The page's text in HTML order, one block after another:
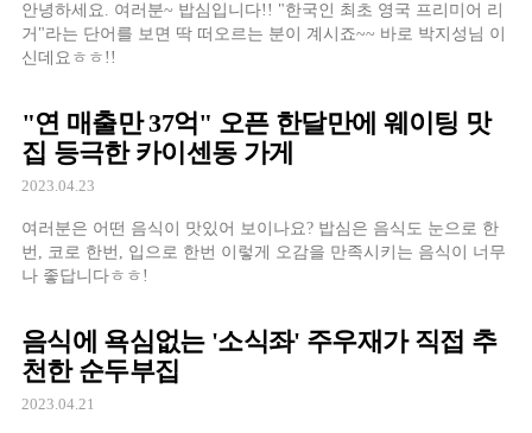
안녕하세요. 여러분~ 밥심입니다!! "한국인 최초 영국 프리미어 리
거"라는 단어를 보면 딱 떠오르는 분이 계시죠~~ 바로 박지성님 이
신데요ㅎㅎ!!
"연 매출만 37억" 오픈 한달만에 웨이팅 맛
집 등극한 카이센동 가게
2023.04.23
여러분은 어떤 음식이 맛있어 보이나요? 밥심은 음식도 눈으로 한
번, 코로 한번, 입으로 한번 이렇게 오감을 만족시키는 음식이 너무
나 좋답니다ㅎㅎ!
음식에 욕심없는 '소식좌' 주우재가 직접 추
천한 순두부집
2023.04.21